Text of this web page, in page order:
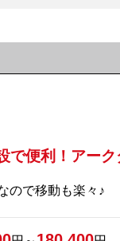
で便利！アー
ので移動も楽々♪